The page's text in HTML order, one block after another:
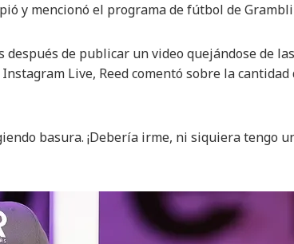
y mencionó el programa de fútbol de
de publicar un video quejándose de
Live, Reed comentó sobre la cantidad
basura. ¡Debería irme, ni siquiera tengo